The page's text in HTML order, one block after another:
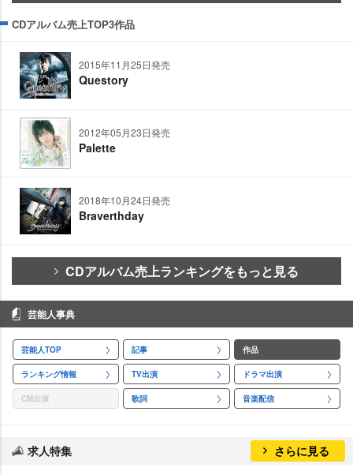
CDアルバム売上TOP3作品
2015年11月25日発売
Questory
2012年05月23日発売
Palette
2018年10月24日発売
Braverthday
CDアルバム売上ランキングをもっと見る
芸能人事典
芸能人TOP 記事 作品
ランキング情報 TV出演 ドラマ出演
CM出演 歌詞 音楽配信
求人特集 さらに見る